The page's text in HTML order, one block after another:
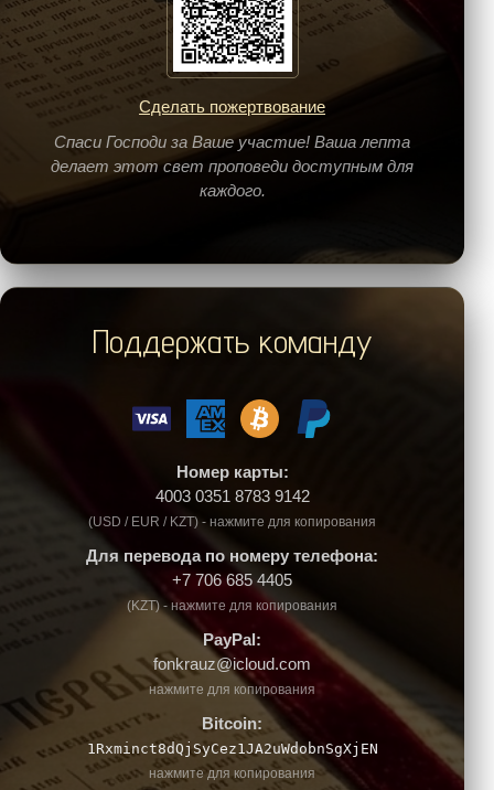
Сделать пожертвование
Спаси Господи за Ваше участие! Ваша лепта
делает этот свет проповеди доступным для
каждого.
Поддержать команду
Номер карты:
4003 0351 8783 9142
(USD / EUR / KZT) - нажмите для копирования
Для перевода по номеру телефона:
+7 706 685 4405
(KZT) - нажмите для копирования
PayPal:
fonkrauz@icloud.com
нажмите для копирования
Bitcoin:
1Rxminct8dQjSyCez1JA2uWdobnSgXjEN
нажмите для копирования